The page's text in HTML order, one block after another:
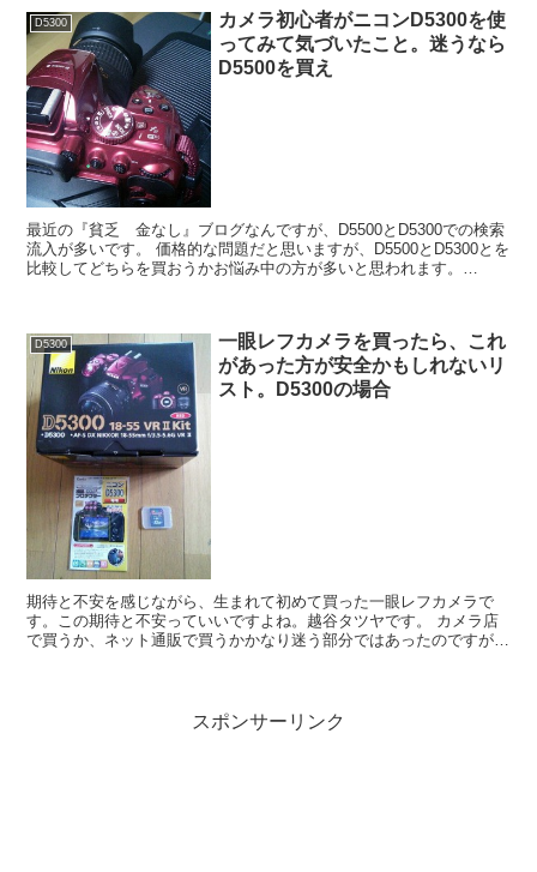
D5300
カメラ初心者がニコンD5300を使
ってみて気づいたこと。迷うなら
D5500を買え
最近の『貧乏 金なし』ブログなんですが、D5500とD5300での検索
流入が多いです。 価格的な問題だと思いますが、D5500とD5300とを
比較してどちらを買おうかお悩み中の方が多いと思われます。
D5300
一眼レフカメラを買ったら、これ
があった方が安全かもしれないリ
スト。D5300の場合
期待と不安を感じながら、生まれて初めて買った一眼レフカメラで
す。この期待と不安っていいですよね。越谷タツヤです。 カメラ店
で買うか、ネット通販で買うかかなり迷う部分ではあったのですが、
スポンサーリンク